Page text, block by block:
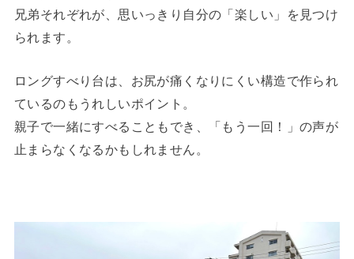
兄弟それぞれが、思いっきり自分の「楽しい」を見つけ
られます。
ロングすべり台は、お尻が痛くなりにくい構造で作られ
ているのもうれしいポイント。
親子で一緒にすべることもでき、「もう一回！」の声が
止まらなくなるかもしれません。